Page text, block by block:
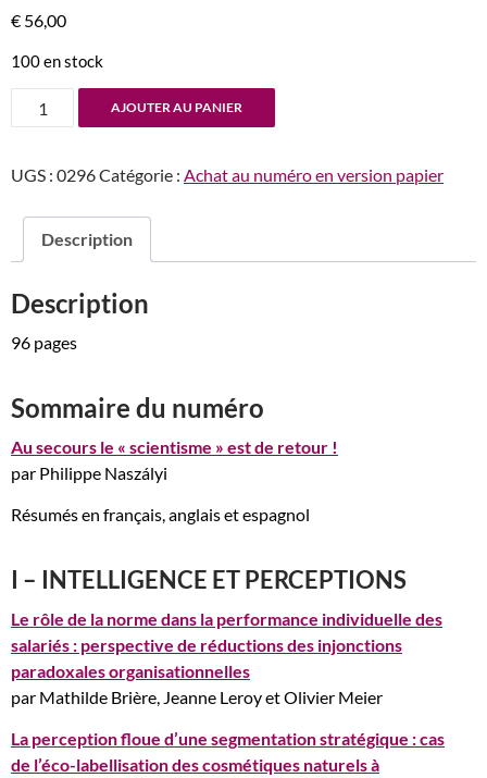
€ 56,00
100 en stock
quantité
de
(n°296)
AJOUTER AU PANIER
UGS : 0296Catégorie : Achat au numéro en version papier
Description
Description
96 pages
Sommaire du numéro
Au secours le « scientisme » est de retour !
par Philippe Naszályi
Résumés en français, anglais et espagnol
I – INTELLIGENCE ET PERCEPTIONS
Le rôle de la norme dans la performance individuelle des
salariés : perspective de réductions des injonctions
paradoxales organisationnelles
par Mathilde Brière, Jeanne Leroy et Olivier Meier
La perception floue d’une segmentation stratégique : cas
de l’éco-labellisation des cosmétiques naturels à